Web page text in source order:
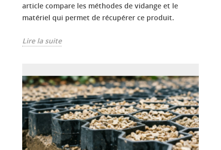
article compare les méthodes de vidange et le
matériel qui permet de récupérer ce produit.
Lire la suite